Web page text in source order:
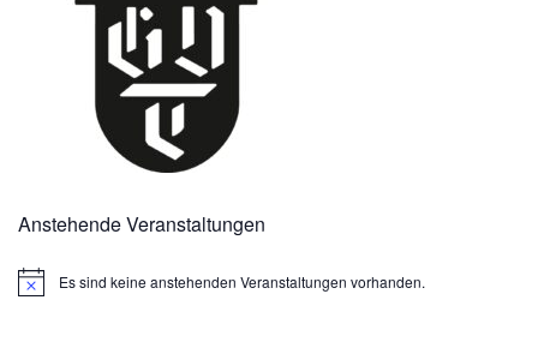
Anstehende Veranstaltungen
Es sind keine anstehenden Veranstaltungen vorhanden.